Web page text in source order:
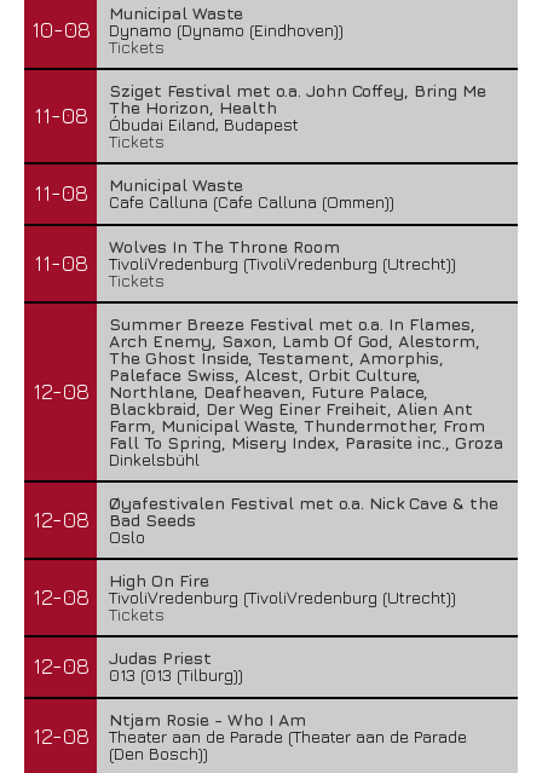
10-08
Municipal Waste
Dynamo (Dynamo (Eindhoven))
Tickets
11-08
Sziget Festival met o.a. John Coffey, Bring Me
The Horizon, Health
Óbudai Eiland, Budapest
Tickets
11-08
Municipal Waste
Cafe Calluna (Cafe Calluna (Ommen))
11-08
Wolves In The Throne Room
TivoliVredenburg (TivoliVredenburg (Utrecht))
Tickets
12-08
Summer Breeze Festival met o.a. In Flames,
Arch Enemy, Saxon, Lamb Of God, Alestorm,
The Ghost Inside, Testament, Amorphis,
Paleface Swiss, Alcest, Orbit Culture,
Northlane, Deafheaven, Future Palace,
Blackbraid, Der Weg Einer Freiheit, Alien Ant
Farm, Municipal Waste, Thundermother, From
Fall To Spring, Misery Index, Parasite inc., Groza
Dinkelsbühl
12-08
Øyafestivalen Festival met o.a. Nick Cave & the
Bad Seeds
Oslo
12-08
High On Fire
TivoliVredenburg (TivoliVredenburg (Utrecht))
Tickets
12-08
Judas Priest
013 (013 (Tilburg))
12-08
Ntjam Rosie - Who I Am
Theater aan de Parade (Theater aan de Parade
(Den Bosch))